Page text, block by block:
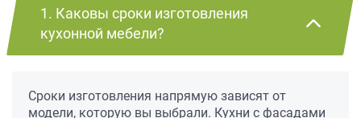
1. Каковы сроки изготовления
кухонной мебели?
Сроки изготовления напрямую зависят от
модели, которую вы выбрали. Кухни с фасадами